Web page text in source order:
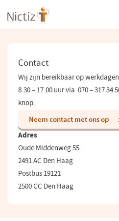
Overslaan
en
Contact
Wij zijn bereikbaar op
8.30 – 17.00 uur via 070 – 317
knop.
Neem contact met ons op
Adres
Oude Middenweg 55
2491 AC Den Haag
Postbus 19121
2500 CC Den Haag